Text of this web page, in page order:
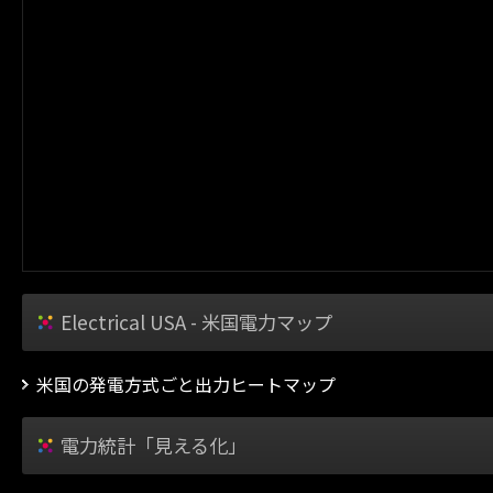
Electrical USA - 米国電力マップ
米国の発電方式ごと出力ヒートマップ
電力統計「見える化」